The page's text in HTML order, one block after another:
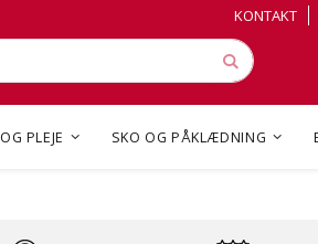
Søg
to
to
KONTAKT
PLEJE SKO OG PÅKLÆDNING